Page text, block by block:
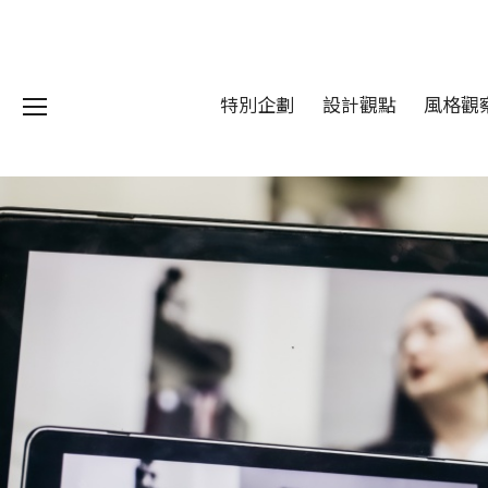
目 Services
藏 Cover Archives
團 Square Rich
們 Contact Us
特別企劃 設計觀點 風格觀